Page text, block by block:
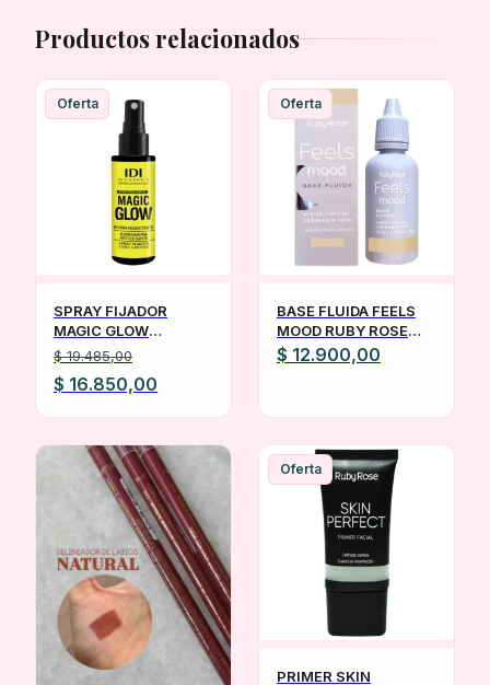
Productos relacionados
Oferta
SPRAY FIJADOR
MAGIC GLOW
HUMECTANTE IDI
$19.485,00
El
precio
original
era:
$ 19.485,00.
$ 16.850,00
precio
actual
es:
$ 16.850,00.
Oferta
BASE FLUIDA FEELS
MOOD RUBY ROSE
COBERTURA LEVE +
ACIDO HIALURONICO
$ 12.900,00
Oferta
PRIMER SKIN